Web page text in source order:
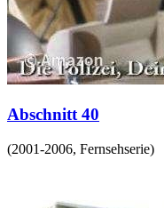
Abschnitt 40
(2001-2006, Fernsehserie)